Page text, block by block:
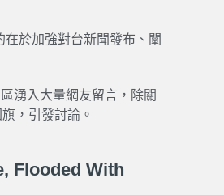
於加強對台新聞發布、闡
湧入大量網友留言，除關
，引發討論。
Flooded With